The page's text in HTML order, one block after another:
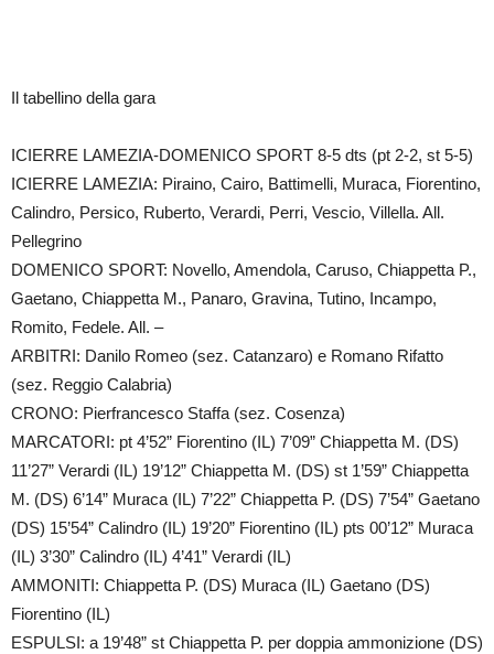
Il tabellino della gara
ICIERRE LAMEZIA-DOMENICO SPORT 8-5 dts (pt 2-2, st 5-5)
ICIERRE LAMEZIA: Piraino, Cairo, Battimelli, Muraca, Fiorentino,
Calindro, Persico, Ruberto, Verardi, Perri, Vescio, Villella. All.
Pellegrino
DOMENICO SPORT: Novello, Amendola, Caruso, Chiappetta P.,
Gaetano, Chiappetta M., Panaro, Gravina, Tutino, Incampo,
Romito, Fedele. All. –
ARBITRI: Danilo Romeo (sez. Catanzaro) e Romano Rifatto
(sez. Reggio Calabria)
CRONO: Pierfrancesco Staffa (sez. Cosenza)
MARCATORI: pt 4’52” Fiorentino (IL) 7’09” Chiappetta M. (DS)
11’27” Verardi (IL) 19’12” Chiappetta M. (DS) st 1’59” Chiappetta
M. (DS) 6’14” Muraca (IL) 7’22” Chiappetta P. (DS) 7’54” Gaetano
(DS) 15’54” Calindro (IL) 19’20” Fiorentino (IL) pts 00’12” Muraca
(IL) 3’30” Calindro (IL) 4’41” Verardi (IL)
AMMONITI: Chiappetta P. (DS) Muraca (IL) Gaetano (DS)
Fiorentino (IL)
ESPULSI: a 19’48” st Chiappetta P. per doppia ammonizione (DS)